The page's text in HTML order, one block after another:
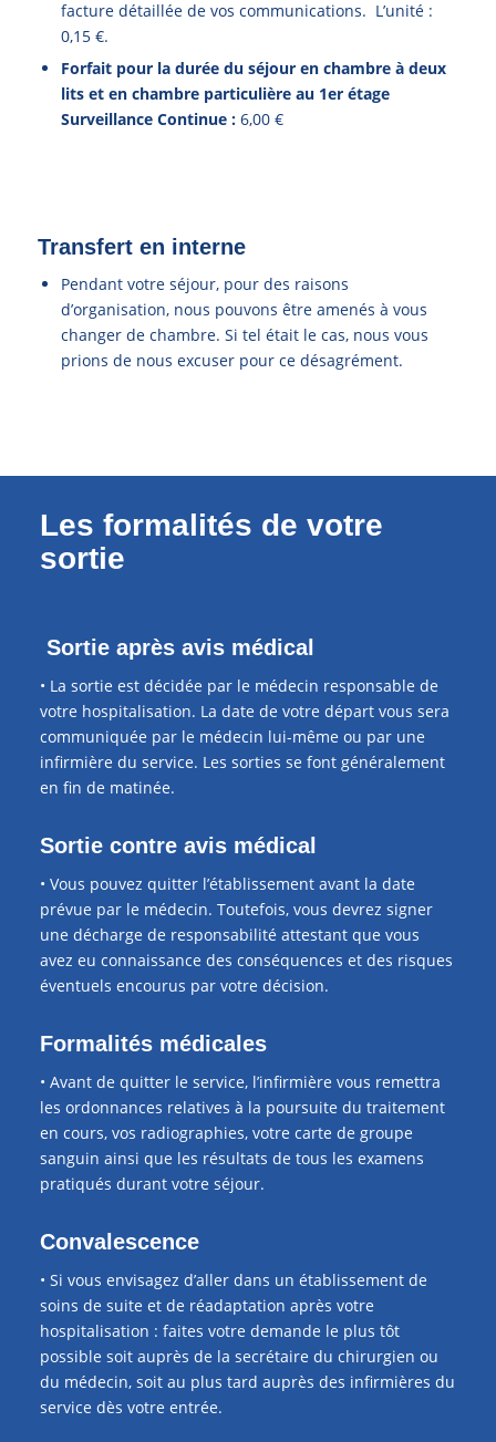
facture détaillée de vos communications. L’unité :
0,15 €.
Forfait pour la durée du séjour en chambre à deux
lits et en chambre particulière au 1er étage
Surveillance Continue : 6,00 €
Transfert en interne
Pendant votre séjour, pour des raisons
d’organisation, nous pouvons être amenés à vous
changer de chambre. Si tel était le cas, nous vous
prions de nous excuser pour ce désagrément.
Les formalités de votre
sortie
Sortie après avis médical
• La sortie est décidée par le médecin responsable de
votre hospitalisation. La date de votre départ vous sera
communiquée par le médecin lui-même ou par une
infirmière du service. Les sorties se font généralement
en fin de matinée.
Sortie contre avis médical
• Vous pouvez quitter l’établissement avant la date
prévue par le médecin. Toutefois, vous devrez signer
une décharge de responsabilité attestant que vous
avez eu connaissance des conséquences et des risques
éventuels encourus par votre décision.
Formalités médicales
• Avant de quitter le service, l’infirmière vous remettra
les ordonnances relatives à la poursuite du traitement
en cours, vos radiographies, votre carte de groupe
sanguin ainsi que les résultats de tous les examens
pratiqués durant votre séjour.
Convalescence
• Si vous envisagez d’aller dans un établissement de
soins de suite et de réadaptation après votre
hospitalisation : faites votre demande le plus tôt
possible soit auprès de la secrétaire du chirurgien ou
du médecin, soit au plus tard auprès des infirmières du
service dès votre entrée.